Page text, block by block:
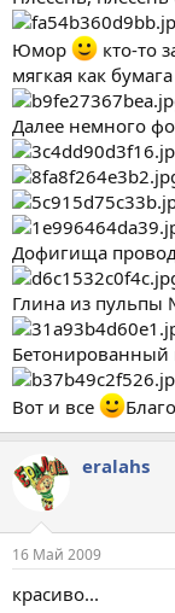
Юмор
кто-то
мягкая как бумага
Далее немного
Дофигища
Глина из пульпы
Бетонированный
Вот и все
eralahs
16 Май 2009
красиво...